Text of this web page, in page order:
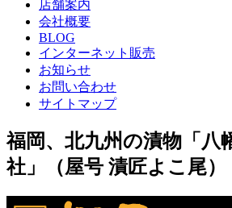
店舗案内
会社概要
BLOG
インターネット販売
お知らせ
お問い合わせ
サイトマップ
福岡、北九州の漬物「八
社」（屋号 漬匠よこ尾）